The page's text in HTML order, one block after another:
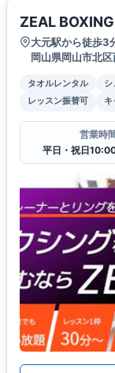
ZEAL
大元駅から徒歩3
岡山県岡山市北
タオルレンタル シ
レッスン振替可
キ
営業時
平日・祝日